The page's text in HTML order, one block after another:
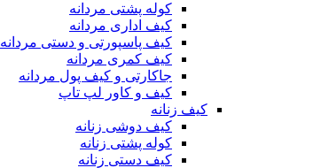
کوله پشتی مردانه
کیف اداری مردانه
کیف پاسپورتی و دستی مردانه
کیف کمری مردانه
جاکارتی و کیف پول مردانه
کیف و کاور لپ تاپ
کیف زنانه
کیف دوشی زنانه
کوله پشتی زنانه
کیف دستی زنانه